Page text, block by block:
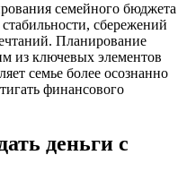
семейного бюджета
сбережений
Планирование
из ключевых элементов
семье более осознанно
финансового
деньги с